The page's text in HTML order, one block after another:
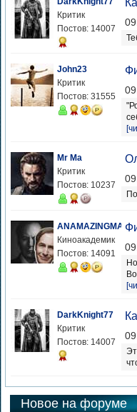
Критик
Постов: 14007
John23
Критик
Постов: 31555
Mr Ma
Критик
Постов: 10237
ANAMAZINGMAN
Киноакадемик
Постов: 14091
DarkKnight77
Критик
Постов: 14007
Новое на форуме